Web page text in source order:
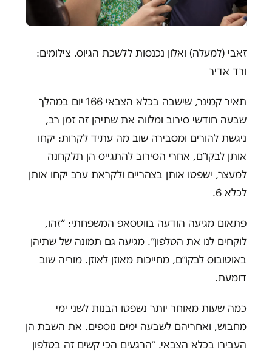
זאבי (למעלה) ואלון נכנסות ללשכת הגיוס. צילומים:
ורד אדיר
תאיר קמינר, שישבה בכלא הצבאי 166 יום במהלך
שבעה חודשי סירוב ומלווה את שתיהן זה זמן רב,
ניגשת להורים ומסבירה שוב מה עתיד לקרות: יקחו
אותן לבקו״ם, אחרי הסירוב להתגייס הן תלקחנה
למעצר, ישפטו אותן בצהריים ולקראת ערב יקחו אותן
לכלא 6.
פתאום מגיעה הודעה בווטסאפ המשפחתי: ״זהו,
לוקחים לנו את הטלפון״. מגיעה גם תמונה של שתיהן
באוטובוס לבקו״ם, מחייכות מאוזן לאוזן. מוריה שוב
דומעת.
כמה שעות מאוחר יותר נשפטו הבנות לשני ימי
מחבוש, ואחריהם לשבעה ימים נוספים. את השבת הן
העבירו בכלא הצבאי. ״הרגעים הכי קשים זה בטלפון